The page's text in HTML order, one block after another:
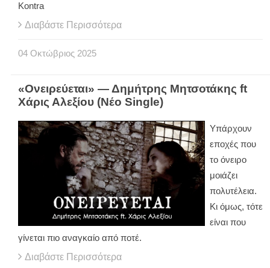
Kontra
Διαβάστε Περισσότερα
04 Οκτώβριος 2025
«Ονειρεύεται» — Δημήτρης Μητσοτάκης ft
Χάρις Αλεξίου (Νέο Single)
Υπάρχουν
εποχές που
το όνειρο
μοιάζει
πολυτέλεια.
Κι όμως, τότε
είναι που
γίνεται πιο αναγκαίο από ποτέ.
Διαβάστε Περισσότερα